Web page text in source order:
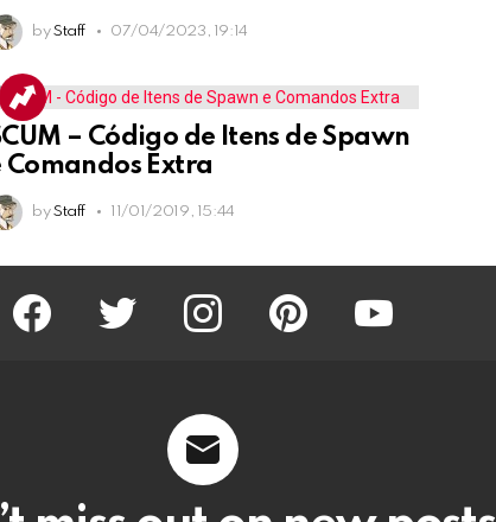
by Staff 07/04/2023, 19:14
– Código de Itens de Spawn
Comandos Extra
by Staff 11/01/2019, 15:44
facebook twitter instagram pinterest